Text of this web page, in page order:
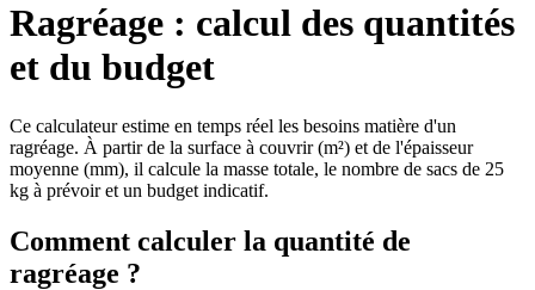
Ragréage : calcul des quantités
et du budget
Ce calculateur estime en temps réel les besoins matière d'un
ragréage. À partir de la surface à couvrir (m²) et de l'épaisseur
moyenne (mm), il calcule la masse totale, le nombre de sacs de 25
kg à prévoir et un budget indicatif.
Comment calculer la quantité de
ragréage ?